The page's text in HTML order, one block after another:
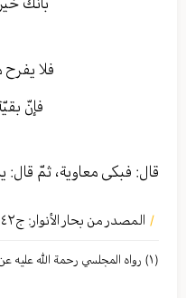
فلا
فإنّ
قال: فبكى معاوية، ثمّ قال:
/ المصدر من بحار الأنوار: ج٤٢
(١) رواه المجلسي رحمة الله عليه عن بعض مؤلّفات أصحابنا.